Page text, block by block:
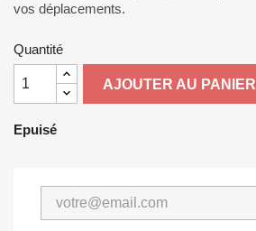
vos déplacements.
Quantité
AJOUTER AU PANIER
Epuisé